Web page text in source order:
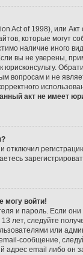
Act of 1998), или
которые могут
наличие иного
вы не уверены,
вопросам и не
акт не имеет
могу войти!
и пароль. Если
лет, следуйте
или
сообщение,
адрес email либо он